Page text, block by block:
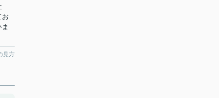
お
見方